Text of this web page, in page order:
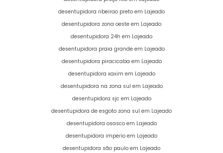
desentupidora ribeirao preto em Lajeado
desentupidora zona oeste em Lajeado
desentupidora 24h em Lajeado
desentupidora praia grande em Lajeado
desentupidora piracicaba em Lajeado
desentupidora xaxim em Lajeado
desentupidora na zona sul em Lajeado
desentupidora sjc em Lajeado
desentupidora de esgoto zona sul em Lajeado
desentupidora osasco em Lajeado
desentupidora imperio em Lajeado
desentupidora são paulo em Lajeado